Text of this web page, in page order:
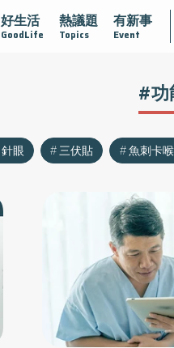
好生活
GoodLife
熱議題
Topics
有新事
Event
認識攝護腺肥大 守護骨骼健康
#功
針眼 三伏貼 魚刺卡